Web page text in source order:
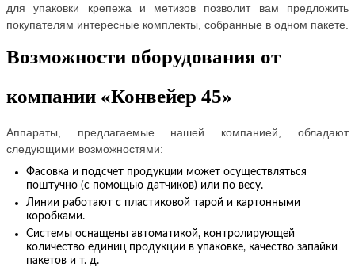
для упаковки крепежа и метизов позволит вам предложить
покупателям интересные комплекты, собранные в одном пакете.
Возможности оборудования от
компании «Конвейер 45»
Аппараты, предлагаемые нашей компанией, обладают
следующими возможностями:
Фасовка и подсчет продукции может осуществляться
поштучно (с помощью датчиков) или по весу.
Линии работают с пластиковой тарой и картонными
коробками.
Системы оснащены автоматикой, контролирующей
количество единиц продукции в упаковке, качество запайки
пакетов и т. д.